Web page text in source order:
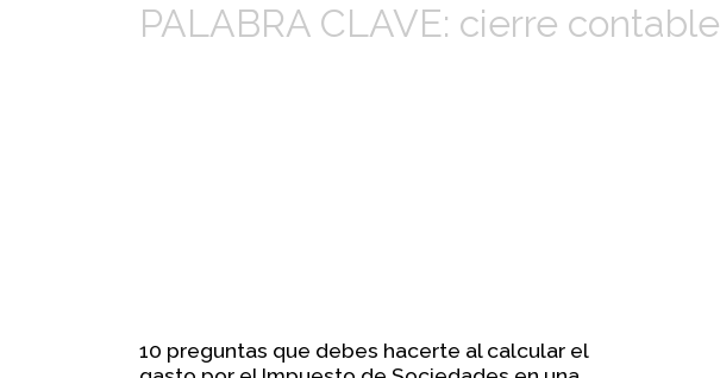
PALABRA CLAVE: cierre contable
10 preguntas que debes hacerte al calcular el